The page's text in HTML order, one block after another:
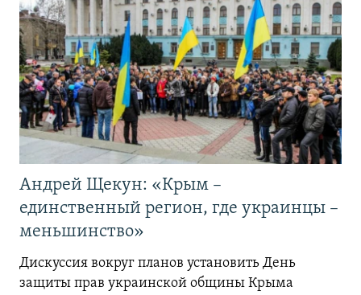
Андрей Щекун: «Крым –
единственный регион, где украинцы –
меньшинство»
Дискуссия вокруг планов установить День
защиты прав украинской общины Крыма